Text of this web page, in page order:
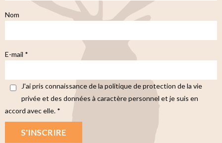
Nom
E-mail *
J'ai pris connaissance de la politique de protection de la vie
privée et des données à caractère personnel et je suis en
accord avec elle. *